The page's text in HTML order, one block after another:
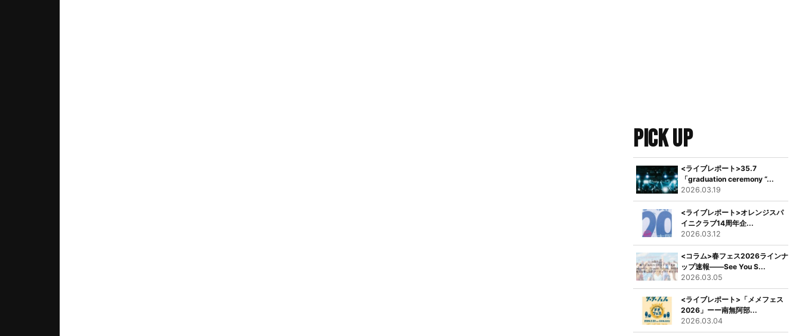
PICK UP
<ライブレポート>35.7
「graduation ceremony “...
2026.03.19
<ライブレポート>オレンジスパ
イニクラブ14周年企...
2026.03.12
<コラム>春フェス2026ラインナ
ップ速報――See You S...
2026.03.05
<ライブレポート>「メメフェス
2026」ーー南無阿部...
2026.03.04